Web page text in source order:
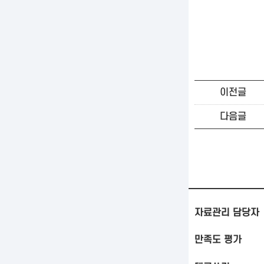
이전글
다음글
자료관리 담당자
만족도 평가